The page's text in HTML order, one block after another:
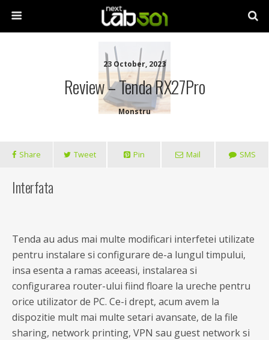
23 October, 2023
Review – Tenda RX27Pro
Monstru
Share Tweet Pin Mail SMS
Interfata
Tenda au adus mai multe modificari interfetei utilizate
pentru instalare si configurare de-a lungul timpului,
insa esenta a ramas aceeasi, instalarea si
configurarea router-ului fiind floare la ureche pentru
orice utilizator de PC. Ce-i drept, acum avem la
dispozitie mult mai multe setari avansate, de la file
sharing, network printing, VPN sau guest network si